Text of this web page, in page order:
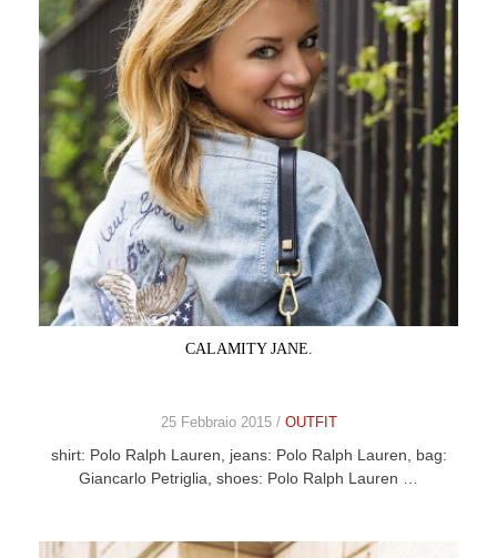
CALAMITY JANE.
25 Febbraio 2015 / OUTFIT
shirt: Polo Ralph Lauren, jeans: Polo Ralph Lauren, bag:
Giancarlo Petriglia, shoes: Polo Ralph Lauren …